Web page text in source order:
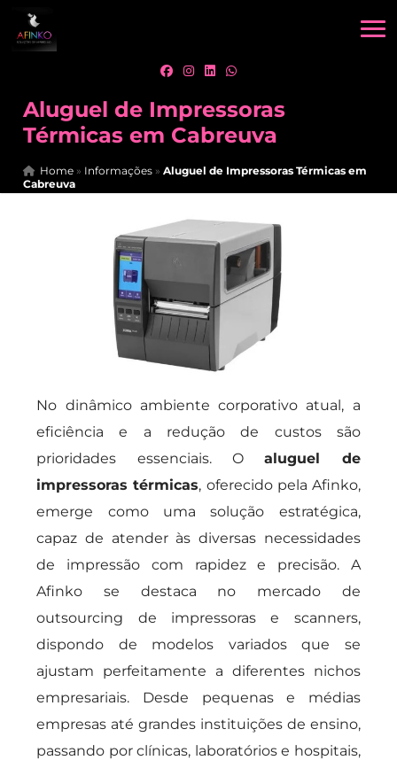
Aluguel de Impressoras
Térmicas em Cabreuva
Home » Informações »Aluguel de Impressoras Térmicas em
Cabreuva
No dinâmico ambiente corporativo atual, a
eficiência e a redução de custos são
prioridades essenciais. Oaluguel de
impressoras térmicas, oferecido pela Afinko,
emerge como uma solução estratégica,
capaz de atender às diversas necessidades
de impressão com rapidez e precisão. A
Afinko se destaca no mercado de
outsourcing de impressoras e scanners,
dispondo de modelos variados que se
ajustam perfeitamente a diferentes nichos
empresariais. Desde pequenas e médias
empresas até grandes instituições de ensino,
passando por clínicas, laboratórios e hospitais,